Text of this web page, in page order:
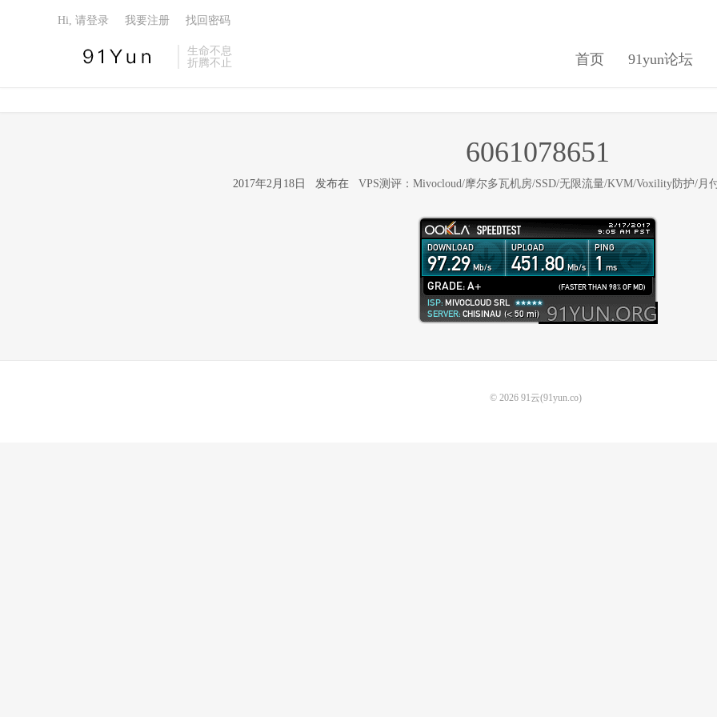
生命不息
折腾不止
首页 91yun论坛
Hi, 请登录 我要注册 找回密码
6061078651
2017年2月18日 发布在 VPS测评：Mivocloud/摩尔多瓦机房/SSD/无限流量/KVM/Voxility防护/月
© 2026 91云(91yun.co)